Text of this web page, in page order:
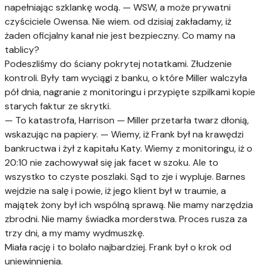
napełniając szklankę wodą. — WSW, a może prywatni
czyściciele Owensa. Nie wiem. od dzisiaj zakładamy, iż
żaden oficjalny kanał nie jest bezpieczny. Co mamy na
tablicy?
Podeszliśmy do ściany pokrytej notatkami. Złudzenie
kontroli. Były tam wyciągi z banku, o które Miller walczyła
pół dnia, nagranie z monitoringu i przypięte szpilkami kopie
starych faktur ze skrytki.
— To katastrofa, Harrison — Miller przetarła twarz dłonią,
wskazując na papiery. — Wiemy, iż Frank był na krawędzi
bankructwa i żył z kapitału Katy. Wiemy z monitoringu, iż o
20:10 nie zachowywał się jak facet w szoku. Ale to
wszystko to czyste poszlaki. Sąd to zje i wypluje. Barnes
wejdzie na salę i powie, iż jego klient był w traumie, a
majątek żony był ich wspólną sprawą. Nie mamy narzędzia
zbrodni. Nie mamy świadka morderstwa. Proces rusza za
trzy dni, a my mamy wydmuszkę.
Miała rację i to bolało najbardziej. Frank był o krok od
uniewinnienia.